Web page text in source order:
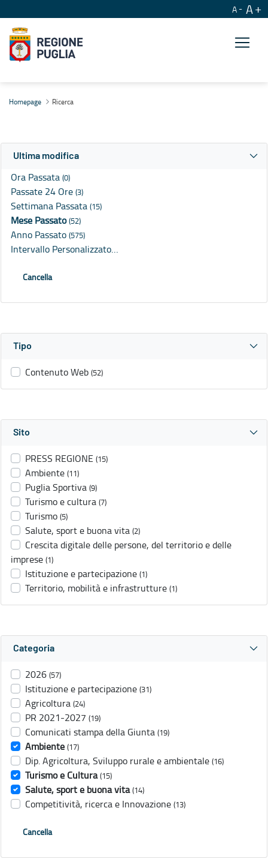
A A
Homepage Ricerca
Ultima modifica
Ora Passata (0)
Passate 24 Ore (3)
Settimana Passata (15)
Mese Passato(52)
Anno Passato (575)
Intervallo Personalizzato…
Cancella
Tipo
Contenuto Web (52)
Sito
PRESS REGIONE (15)
Ambiente (11)
Puglia Sportiva (9)
Turismo e cultura (7)
Turismo (5)
Salute, sport e buona vita (2)
Crescita digitale delle persone, del territorio e delle
imprese (1)
Istituzione e partecipazione (1)
Territorio, mobilità e infrastrutture (1)
Categoria
2026 (57)
Istituzione e partecipazione (31)
Agricoltura (24)
PR 2021-2027 (19)
Comunicati stampa della Giunta (19)
Ambiente (17)
Dip. Agricoltura, Sviluppo rurale e ambientale (16)
Turismo e Cultura (15)
Salute, sport e buona vita (14)
Competitività, ricerca e Innovazione (13)
Cancella